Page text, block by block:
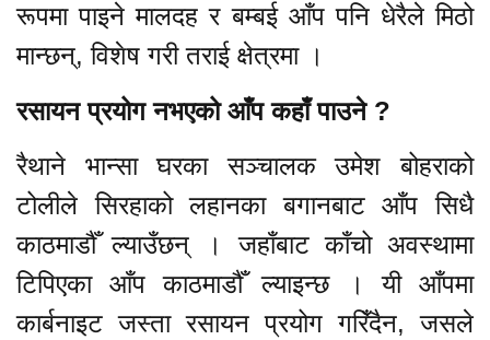
रूपमा पाइने मालदह र बम्बई आँप पनि धेरैले मिठो
मान्छन्, विशेष गरी तराई क्षेत्रमा ।
रसायन प्रयोग नभएको आँप कहाँ पाउने ?
रैथाने भान्सा घरका सञ्चालक उमेश बोहराको
टोलीले सिरहाको लहानका बगानबाट आँप सिधै
काठमाडौँ ल्याउँछन् । जहाँबाट काँचो अवस्थामा
टिपिएका आँप काठमाडौँ ल्याइन्छ । यी आँपमा
कार्बनाइट जस्ता रसायन प्रयोग गरिँदैन, जसले